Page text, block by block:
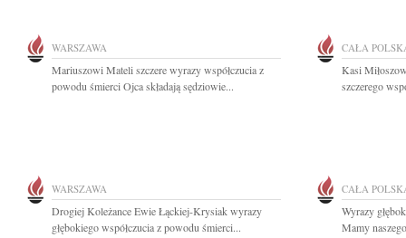
WARSZAWA
Mariuszowi Mateli szczere wyrazy współczucia z
powodu śmierci Ojca składają sędziowie...
CAŁA
Kasi
szczerego
WARSZAWA
Drogiej Koleżance Ewie Łąckiej-Krysiak wyrazy
głębokiego współczucia z powodu śmierci...
CAŁA
Wyrazy
Mamy